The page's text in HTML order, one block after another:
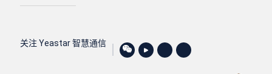
关注 Yeastar 智慧通信